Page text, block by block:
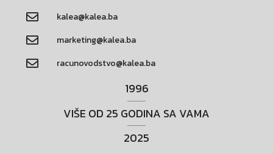
kalea@kalea.ba
marketing@kalea.ba
racunovodstvo@kalea.ba
1996
VIŠE OD 25 GODINA SA VAMA
2025